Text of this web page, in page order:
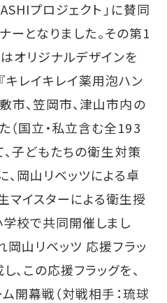
プロジェクト」に賛同
ーとなりました。その第1
オリジナルデザインを
キレイキレイ薬用泡ハン
市、笠岡市、津山市内の
（国立・私立含む全193
、子どもたちの衛生対策
岡山リベッツによる卓
マイスターによる衛生授
校で共同開催しまし
岡山リベッツ 応援フラッ
、この応援フラッグを、
開幕戦（対戦相手：琉球